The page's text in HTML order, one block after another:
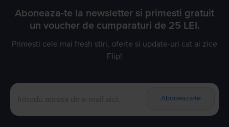
Aboneaza-te la newsletter si primesti gratuit
un voucher de cumparaturi de 25 LEI.
Primesti cele mai fresh stiri, oferte si update-uri cat ai zice
Flip!
Aboneaza-te